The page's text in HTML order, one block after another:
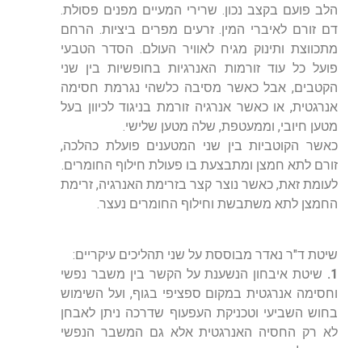
הלב פועם בקצב נכון. שרירי המעיים מפנים פסולת.
דם זורם לאיברי המין. זרעים מפרים ביציות. הרחם
מתכווצת ותינוק מגיח לאוויר העולם. הסדר הטבעי
פועל כל עוד זורמות האנרגיות בחופשיות בין שני
הקטבים, אבל כאשר מסיבה כלשהי נגרמת חסימה
אנרגטית, או כאשר אנרגיה זורמת בניגוד לכיוון בעל
מטען חיובי, וממעטפת, שלה מטען שלישי.
כאשר הקוטביות בין שני המטענים פועלת כהלכה,
זורם לתא חמצן ומתבצעת בו פעולת חילוף החומרים.
לעומת זאת, כאשר נוצר קצר בזרימת האנרגיה, זרימת
החמצן לתא משתבשת וחילוף החומרים נעצר.
שיטת ד"ר נאדר מבוססת על שני תהליכים עיקריים:
1.
שיטת איבחון הנשענת על הקשר בין משבר נפשי
וחסימה אנרגטית במקום ספציפי בגוף, ועל השימוש
בחוש השביעי וטכניקת העפעוף שדרכה ניתן לאבחן
לא רק החסיה האנרגטית אלא גם המשבר הנפשי